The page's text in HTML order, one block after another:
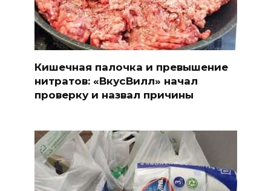
Кишечная палочка и превышение
нитратов: «ВкусВилл» начал
проверку и назвал причины